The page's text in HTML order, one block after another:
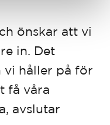
önskar att vi
in. Det
vi håller på för
få våra
avslutar